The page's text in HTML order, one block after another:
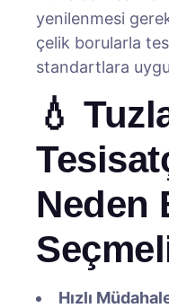
yenilenmesi
çelik borularla
standartlara
💧
Neden
Hızlı